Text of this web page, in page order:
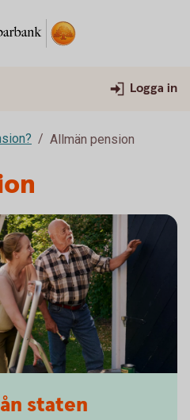
Logga in
Allmän pension
staten